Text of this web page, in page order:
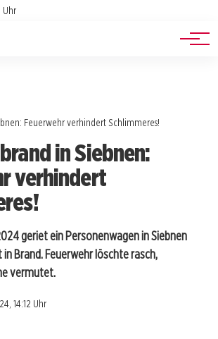
Uhr
Feuerwehr verhindert Schlimmeres!
in Siebnen:
verhindert
geriet ein Personenwagen in Siebnen
Brand. Feuerwehr löschte rasch,
vermutet.
14:12 Uhr